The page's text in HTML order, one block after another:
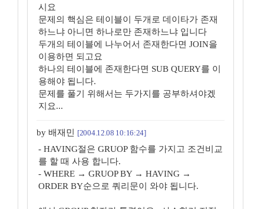
시요
문제의 핵심은 테이블이 두개로 데이타가 존재
하느냐 아니면 하나로만 존재하느냐 입니다
두개의 테이블에 나누어서 존재한다면 JOIN을
이용하면 되고요
하나의 테이블에 존재한다면 SUB QUERY를 이
용해야 됩니다.
문제를 풀기 위해서는 두가지를 공부하셔야겠
지요...
by 배재민 [2004.12.08 10:16:24]
- HAVING절은 GRUOP 함수를 가지고 조건비교
를 할 때 사용 합니다.
- WHERE → GRUOP BY → HAVING →
ORDER BY순으로 쿼리문이 와야 됩니다.